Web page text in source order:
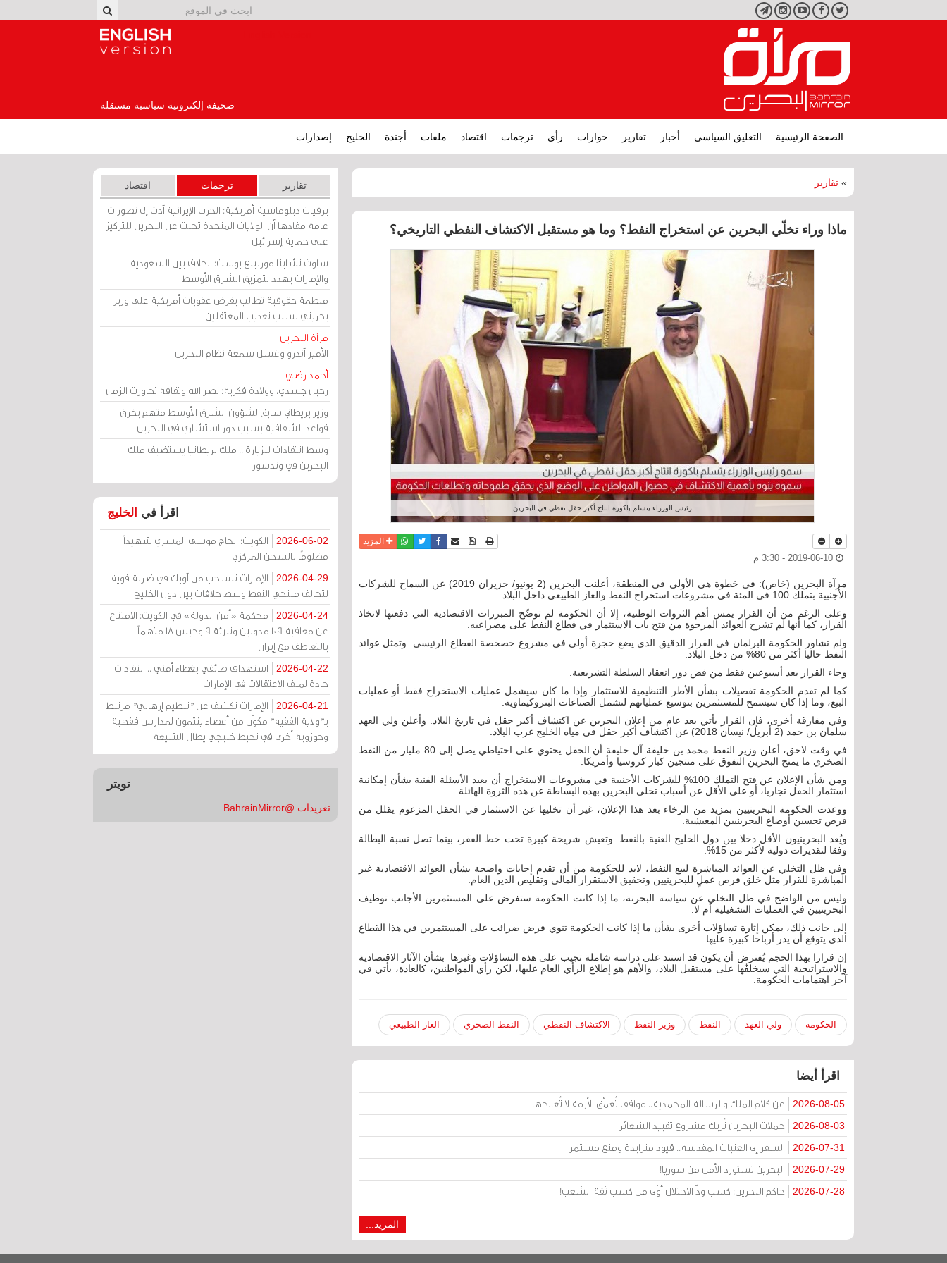
تويتر فيسبوكيوتيوبانستجرامتليجرام
صحيفة إلكترونية سياسية مستقلة
الصفحة الرئيسية التعليق السياسي أخبار تقارير حوارات رأي ترجمات اقتصاد ملفات أجندة الخليج إصدارات
» تقارير
ماذا وراء تخلّي البحرين عن استخراج النفط؟ وما هو مستقبل الاكتشاف النفطي التاريخي؟
رئيس الوزراء يتسلم باكورة انتاج أكبر حقل نفطي في البحرين
نسخة للطباعة
حفظ الموضوع
أرسل الى صديق
فيسبوكتويترواتسابالمزيد
مرآة البحرين (خاص): في خطوة هي الأولى في المنطقة، أعلنت البحرين (2 يونيو/ حزيران 2019) عن السماح للشركات
الأجنبية بتملك 100 في المئة في مشروعات استخراج النفط والغاز الطبيعي داخل البلاد.
وعلى الرغم من أن القرار يمس أهم الثروات الوطنية، إلا أن الحكومة لم توضّح المبررات الاقتصادية التي دفعتها لاتخاذ
القرار، كما أنها لم تشرح العوائد المرجوة من فتح باب الاستثمار في قطاع النفط على مصراعيه.
ولم تشاور الحكومة البرلمان في القرار الدقيق الذي يضع حجرة أولى في مشروع خصخصة القطاع الرئيسي. وتمثل عوائد
النفط حاليا أكثر من 80% من دخل البلاد.
وجاء القرار بعد أسبوعين فقط من فض دور انعقاد السلطة التشريعية.
كما لم تقدم الحكومة تفصيلات بشأن الأطر التنظيمية للاستثمار وإذا ما كان سيشمل عمليات الاستخراج فقط أو عمليات
البيع، وما إذا كان سيسمح للمستثمرين بتوسيع عملياتهم لتشمل الصناعات البتروكيماوية.
وفي مفارقة أخرى، فإن القرار يأتي بعد عام من إعلان البحرين عن اكتشاف أكبر حقل في تاريخ البلاد. وأعلن ولي العهد
سلمان بن حمد (2 أبريل/ نيسان 2018) عن اكتشاف أكبر حقل في مياه الخليج غرب البلاد.
في وقت لاحق، أعلن وزير النفط محمد بن خليفة آل خليفة أن الحقل يحتوي على احتياطي يصل إلى 80 مليار من النفط
الصخري ما يمنح البحرين التفوق على منتجين كبار كروسيا وأمريكا.
ومن شأن الإعلان عن فتح التملك 100% للشركات الأجنبية في مشروعات الاستخراج أن يعيد الأسئلة الفنية بشأن إمكانية
استثمار الحقل تجاريا، أو على الأقل عن أسباب تخلي البحرين بهذه البساطة عن هذه الثروة الهائلة.
ووعدت الحكومة البحرينيين بمزيد من الرخاء بعد هذا الإعلان، غير أن تخليها عن الاستثمار في الحقل المزعوم يقلل من
فرص تحسين أوضاع البحرينيين المعيشية.
ويُعد البحرينيون الأقل دخلا بين دول الخليج الغنية بالنفط. وتعيش شريحة كبيرة تحت خط الفقر، بينما تصل نسبة البطالة
وفقا لتقديرات دولية لأكثر من 15%.
وفي ظل التخلي عن العوائد المباشرة لبيع النفط، لابد للحكومة من أن تقدم إجابات واضحة بشأن العوائد الاقتصادية غير
المباشرة للقرار مثل خلق فرص عملٍ للبحرينيين وتحقيق الاستقرار المالي وتقليص الدين العام.
وليس من الواضح في ظل التخلي عن سياسة البحرنة، ما إذا كانت الحكومة ستفرض على المستثمرين الأجانب توظيف
البحرينيين في العمليات التشغيلية أم لا.
إلى جانب ذلك، يمكن إثارة تساؤلات أخرى بشأن ما إذا كانت الحكومة تنوي فرض ضرائب على المستثمرين في هذا القطاع
الذي يتوقع أن يدر أرباحا كبيرة عليها.
إن قرارا بهذا الحجم يُفترض أن يكون قد استند على دراسة شاملة تجيب على هذه التساؤلات وغيرها بشأن الآثار الاقتصادية
والاستراتيجية التي سيخلفّها على مستقبل البلاد، والأهم هو إطلاع الرأي العام عليها، لكن رأي المواطنين، كالعادة، يأتي في
آخر اهتمامات الحكومة.
الحكومة ولي العهد النفط وزير النفط الاكتشاف النفطي النفط الصخري الغاز الطبيعي
اقرأ أيضا
2026-08-05 عن كلام الملك والرسالة المحمدية.. مواقف تُعمّق الأزمة لا تُعالجها
2026-08-03 حملات البحرين تُربك مشروع تقييد الشعائر
2026-07-31 السفر إلى العتبات المقدسة.. قيود متزايدة ومنع مستمر
2026-07-29 البحرين تستورد الأمن من سوريا!
2026-07-28 حاكم البحرين: كسب ودّ الاحتلال أوْلى من كسب ثقة الشعب!
المزيد...
تقارير ترجمات اقتصاد
برقيات دبلوماسية أمريكية: الحرب الإيرانية أدت إلى تصورات
عامة مفادها أن الولايات المتحدة تخلت عن البحرين للتركيز
على حماية إسرائيل
ساوث تشاينا مورنينغ بوست: الخلاف بين السعودية
والإمارات يهدد بتمزيق الشرق الأوسط
منظمة حقوقية تطالب بفرض عقوبات أمريكية على وزير
بحريني بسبب تعذيب المعتقلين
مرآة البحرين
الأمير أندرو وغسل سمعة نظام البحرين
أحمد رضي
رحيل جسدي، وولادة فكرية: نصر الله وثقافة تجاوزت الزمن
وزير بريطاني سابق لشؤون الشرق الأوسط متهم بخرق
قواعد الشفافية بسبب دور استشاري في البحرين
وسط انتقادات للزيارة .. ملك بريطانيا يستضيف ملك
البحرين في وندسور
اقرأ في الخليج
2026-06-02
الكويت: الحاج موسى المسري شهيداً
مظلومًا بالسجن المركزي
2026-04-29
الإمارات تنسحب من أوبك في ضربة قوية
لتحالف منتجي النفط وسط خلافات بين دول الخليج
2026-04-24
محكمة «أمن الدولة» في الكويت: الامتناع
عن معاقبة 109 مدونين وتبرئة 9 وحبس 18 متهماً
بالتعاطف مع إيران
2026-04-22
استهداف طائفي بغطاء أمني .. انتقادات
حادة لملف الاعتقالات في الإمارات
2026-04-21
الإمارات تكشف عن "تنظيم إرهابي" مرتبط
بـ"ولاية الفقيه" مكوّن من أعضاء ينتمون لمدارس فقهية
وحوزوية أخرى في تخبط خليجي يطال الشيعة
تويتر
تغريدات @BahrainMirror